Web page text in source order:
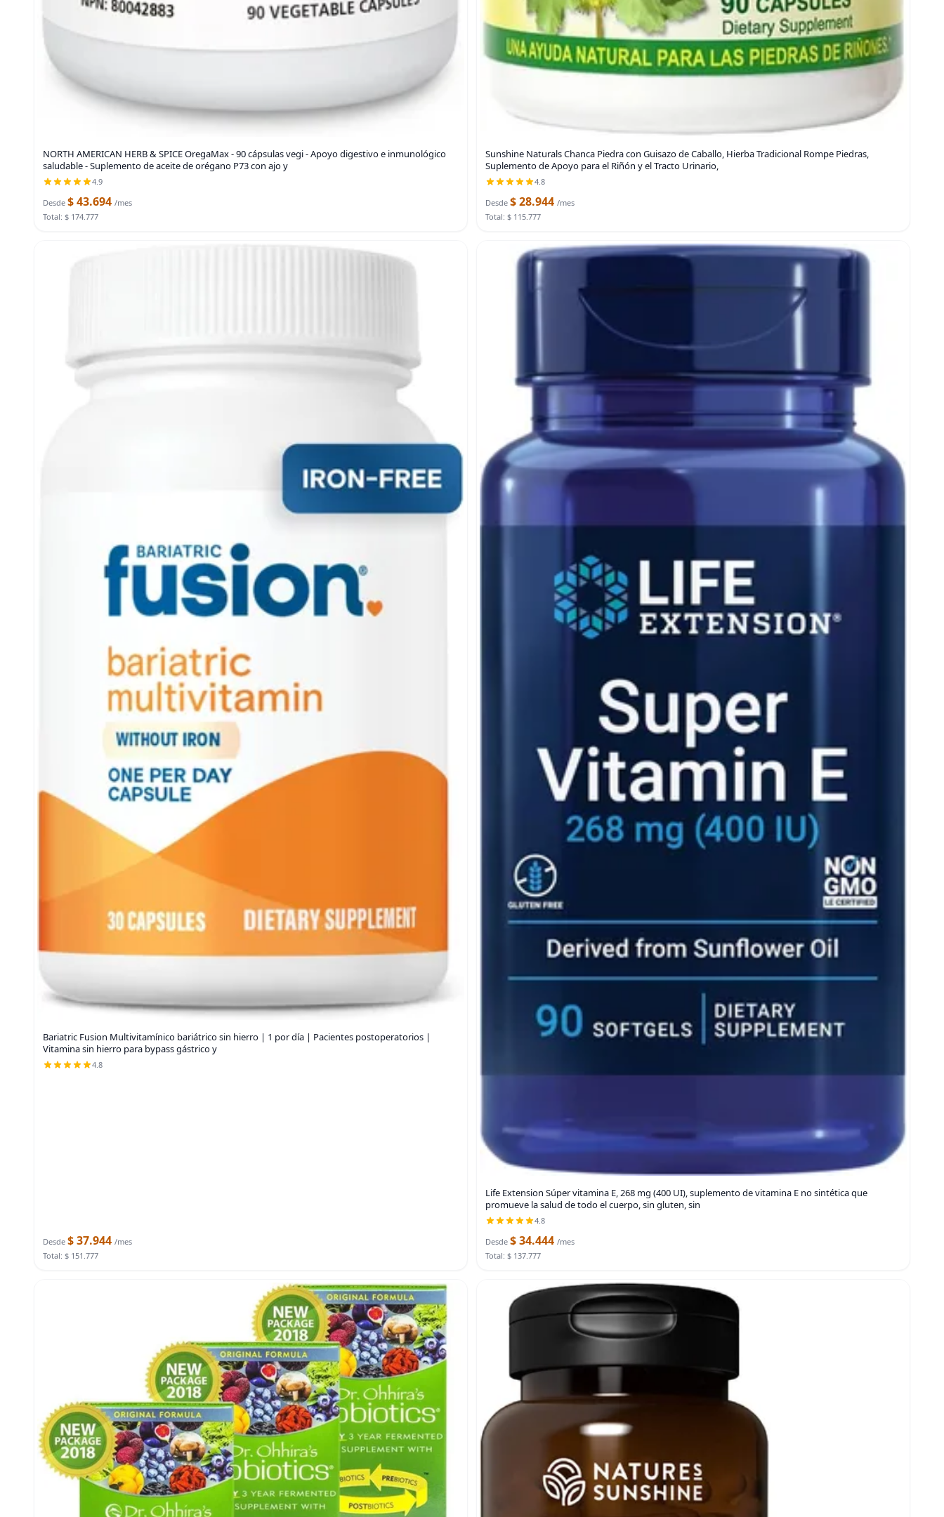
NORTH AMERICAN HERB & SPICE OregaMax - 90 cápsulas vegi - Apoyo digestivo e inmunológico
saludable - Suplemento de aceite de orégano P73 con ajo y
4.9
Desde $ 43.694 /mes
Total: $ 174.777
Sunshine Naturals Chanca Piedra con Guisazo de Caballo, Hierba Tradicional Rompe Piedras,
Suplemento de Apoyo para el Riñón y el Tracto Urinario,
4.8
Desde $ 28.944 /mes
Total: $ 115.777
Bariatric Fusion Multivitamínico bariátrico sin hierro | 1 por día | Pacientes postoperatorios |
Vitamina sin hierro para bypass gástrico y
4.8
Desde $ 37.944 /mes
Total: $ 151.777
Life Extension Súper vitamina E, 268 mg (400 UI), suplemento de vitamina E no sintética que
promueve la salud de todo el cuerpo, sin gluten, sin
4.8
Desde $ 34.444 /mes
Total: $ 137.777